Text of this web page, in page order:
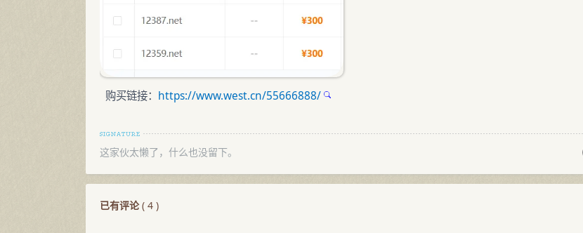
购买链接： https://www.west.cn/55666888/
这家伙太懒了，什么也没留下。
已有评论( 4 )